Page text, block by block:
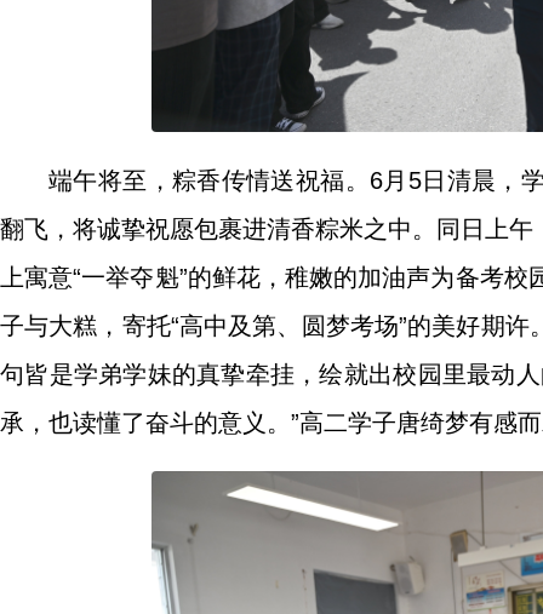
端午将至，粽香传情送祝福。6月5日清晨，
翻飞，将诚挚祝愿包裹进清香粽米之中。同日上
上寓意“一举夺魁”的鲜花，稚嫩的加油声为备考
子与大糕，寄托“高中及第、圆梦考场”的美好期
句皆是学弟学妹的真挚牵挂，绘就出校园里最动
承，也读懂了奋斗的意义。”高二学子唐绮梦有感